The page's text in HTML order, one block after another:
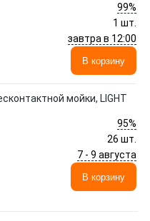
99%
1 шт.
завтра в 12:00
В корзину
мойки, LIGHT
95%
26 шт.
7 - 9 августа
В корзину